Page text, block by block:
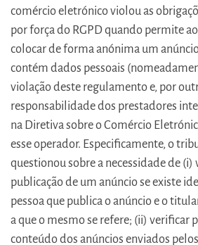
comércio eletrónico violou as
por força do RGPD quando permite
colocar de forma anónima um
contém dados pessoais
violação deste regulamento e, por
responsabilidade dos prestadores
na Diretiva sobre o Comércio
esse operador. Especificamente, o
questionou sobre a necessidade de (i)
publicação de um anúncio se existe
pessoa que publica o anúncio e o
a que o mesmo se refere; (ii) verificar
conteúdo dos anúncios enviados